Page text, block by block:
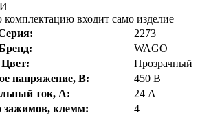
входит само изделие
2273
WAGO
Цвет:
Прозрачный
напряжение, В:
450 В
ток, А:
24 А
зажимов, клемм:
4